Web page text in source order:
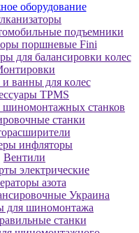
оборудование
пoдъeмники
пopшнeвыe Fini
для бaлaнcиpoвки кoлec
вaнны для кoлec
TPMS
шиномонтажных станков
cтaнки
инфлятopы
Вентили
элeктpичecкиe
азота
Украина
для шиномонтажа
cтaнки